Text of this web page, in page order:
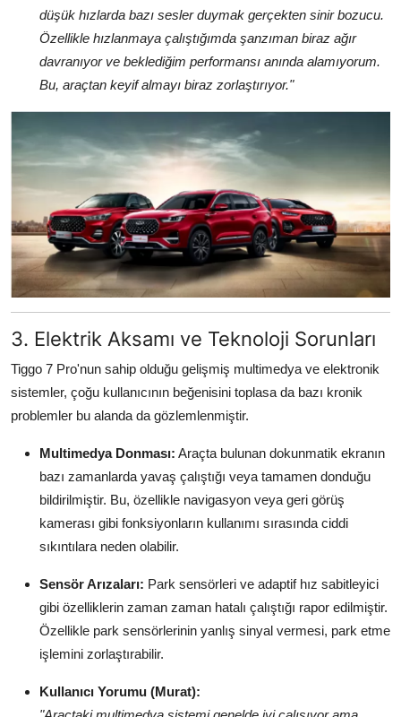
düşük hızlarda bazı sesler duymak gerçekten sinir bozucu.
Özellikle hızlanmaya çalıştığımda şanzıman biraz ağır
davranıyor ve beklediğim performansı anında alamıyorum.
Bu, araçtan keyif almayı biraz zorlaştırıyor."
3. Elektrik Aksamı ve Teknoloji Sorunları
Tiggo 7 Pro'nun sahip olduğu gelişmiş multimedya ve elektronik
sistemler, çoğu kullanıcının beğenisini toplasa da bazı kronik
problemler bu alanda da gözlemlenmiştir.
Multimedya Donması: Araçta bulunan dokunmatik ekranın
bazı zamanlarda yavaş çalıştığı veya tamamen donduğu
bildirilmiştir. Bu, özellikle navigasyon veya geri görüş
kamerası gibi fonksiyonların kullanımı sırasında ciddi
sıkıntılara neden olabilir.
Sensör Arızaları: Park sensörleri ve adaptif hız sabitleyici
gibi özelliklerin zaman zaman hatalı çalıştığı rapor edilmiştir.
Özellikle park sensörlerinin yanlış sinyal vermesi, park etme
işlemini zorlaştırabilir.
Kullanıcı Yorumu (Murat):